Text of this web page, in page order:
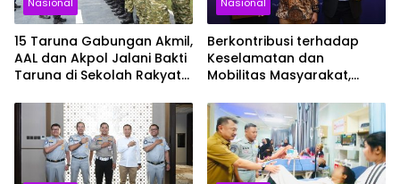
15 Taruna Gabungan Akmil,
AAL dan Akpol Jalani Bakti
Taruna di Sekolah Rakyat
Berkontribusi terhadap
Keselamatan dan
Mobilitas Masyarakat,
Penghargaan di Ajang
Transportasi Indonesia
Awards 2026